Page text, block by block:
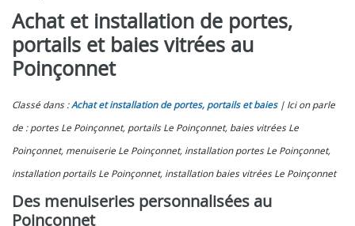
Achat et installation de portes,
portails et baies vitrées au
Poinçonnet
Classé dans :Achat et installation de portes, portails et baies
Ici on parle
de : portes Le Poinçonnet, portails Le Poinçonnet, baies vitrées Le
Poinçonnet, menuiserie Le Poinçonnet, installation portes Le Poinçonnet,
installation portails Le Poinçonnet, installation baies vitrées Le Poinçonnet
Des menuiseries personnalisées au
Poinçonnet